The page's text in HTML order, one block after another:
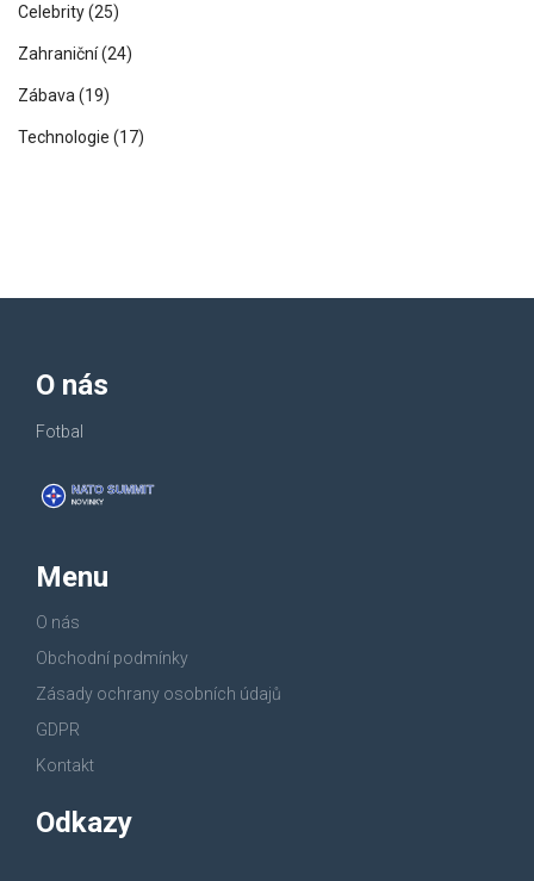
Celebrity(25)
Zahraniční(24)
Zábava (19)
Technologie (17)
O nás
Fotbal
Menu
O nás
Obchodní podmínky
Zásady ochrany osobních údajů
GDPR
Kontakt
Odkazy